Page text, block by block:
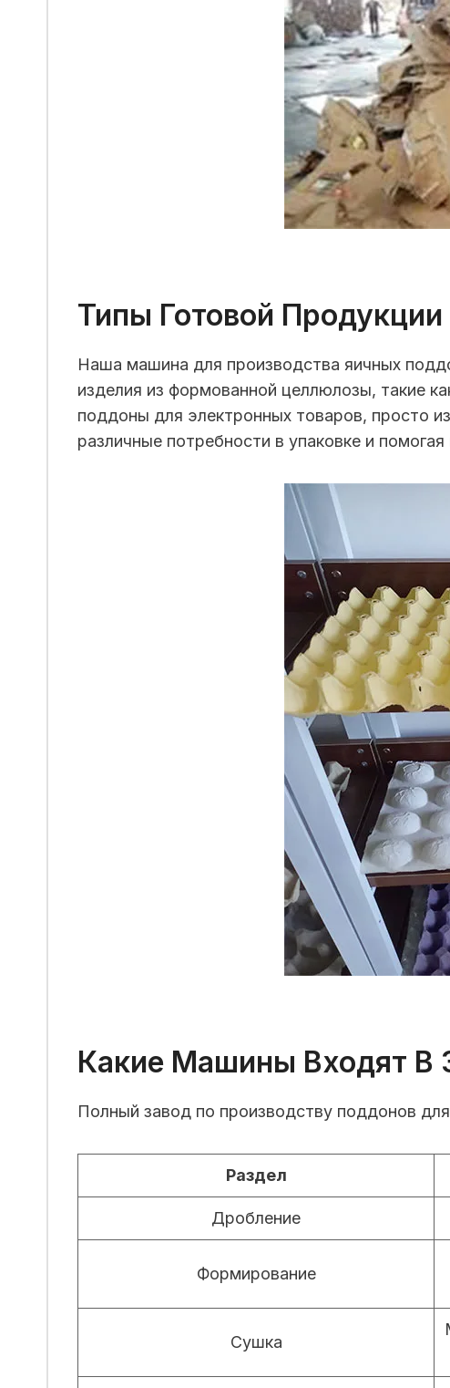
Типы Готовой Продукции
Наша машина для производства яичных
изделия из формованной целлюлозы, такие
поддоны для электронных товаров, просто
различные потребности в упаковке и
Какие Машины Входят В
Полный завод по производству поддонов
Раздел
Дробление
Формирование
Сушка